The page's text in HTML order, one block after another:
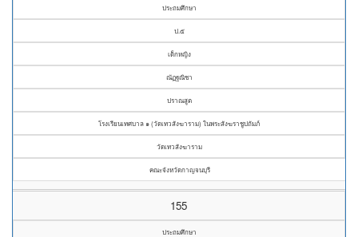
ประถมศึกษา
ป.๕
เด็กหญิง
ณัฏฐณิชา
ปราณสูต
โรงเรียนเทศบาล ๑ (วัดเทวสังฆาราม) ในพระสังฆราชูปถัมภ์
วัดเทวสังฆาราม
คณะจังหวัดกาญจนบุรี
155
ประถมศึกษา